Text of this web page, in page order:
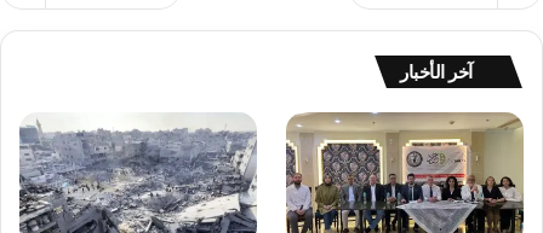
آخر الأخبار